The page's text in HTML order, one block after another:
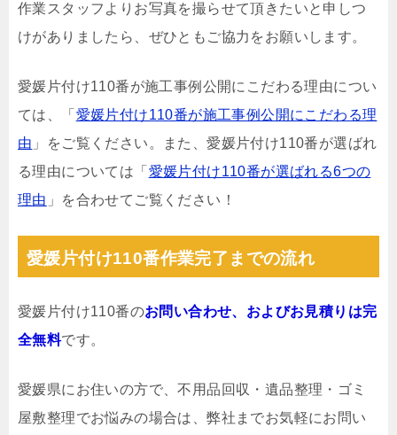
作業スタッフよりお写真を撮らせて頂きたいと申しつ
けがありましたら、ぜひともご協力をお願いします。
愛媛片付け110番が施工事例公開にこだわる理由につい
ては、「 愛媛片付け110番が施工事例公開にこだわる理
由 」をご覧ください。また、愛媛片付け110番が選ばれ
る理由については「 愛媛片付け110番が選ばれる6つの
理由 」を合わせてご覧ください！
愛媛片付け110番作業完了までの流れ
愛媛片付け110番のお問い合わせ、およびお見積りは完
全無料です。
愛媛県にお住いの方で、不用品回収・遺品整理・ゴミ
屋敷整理でお悩みの場合は、弊社までお気軽にお問い